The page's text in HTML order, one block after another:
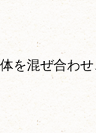
を混ぜ合わ